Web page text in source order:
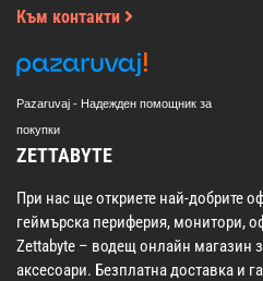
Към контакти
Pazaruvaj - Надежден помощник за
покупки
ZETTABYTE
При нас ще откриете най-добрите
геймърска периферия, монитори,
Zettabyte – водещ онлайн магазин
аксесоари. Безплатна доставка и